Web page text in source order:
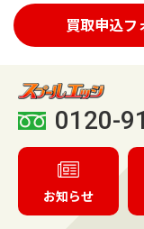
買取申込フ
0120-
お知らせ